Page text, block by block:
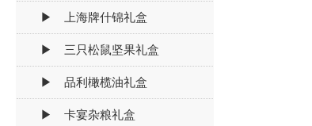
▶ 上海牌什锦礼盒
▶ 三只松鼠坚果礼盒
▶ 品利橄榄油礼盒
▶ 卡宴杂粮礼盒